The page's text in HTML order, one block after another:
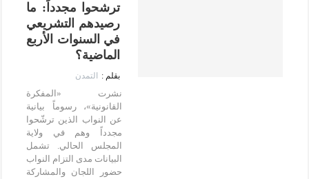
ترشحوا مجدداً: ما
رصيدهم التشريعي
في السنوات الأربع
الماضية؟
التمدن
نشرت «المفكرة
القانونية»، رسوماً بيانية
عن النواب الذين ترشّحوا
مجدداً وهم في ولاية
المجلس الحالي. تشمل
البيانات مدى التزام النواب
حضور اللجان والمشاركة